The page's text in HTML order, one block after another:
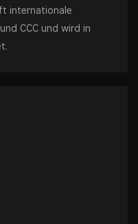
internationale
CCC und wird in